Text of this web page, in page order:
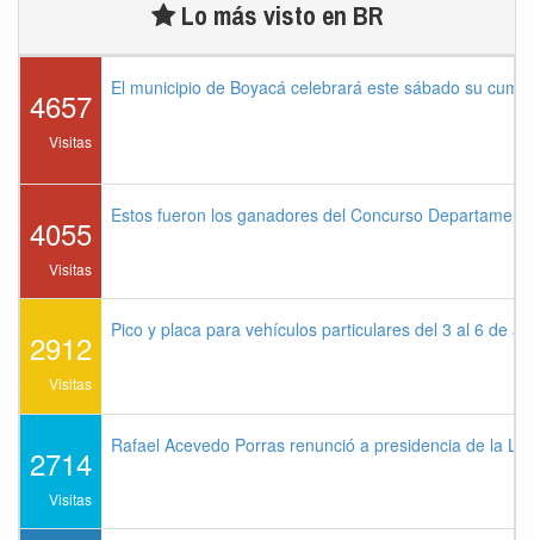
Lo más visto en BR
4657
Visitas
El municipio de Boyacá celebrará este sábado su
4055
Visitas
Estos fueron los ganadores del Concurso
2912
Visitas
Pico y placa para vehículos particulares del 3 al 6 de
2714
Visitas
Rafael Acevedo Porras renunció a presidencia de la